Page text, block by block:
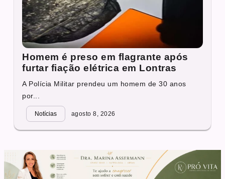
Homem é preso em flagrante após
furtar fiação elétrica em Lontras
A Polícia Militar prendeu um homem de 30 anos
por...
Notícias agosto 8, 2026